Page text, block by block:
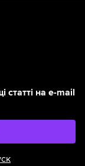
статті на e-mail